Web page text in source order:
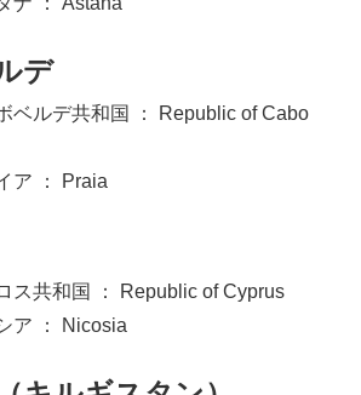
デ
ベルデ共和国 ： Republic of Cabo
ア ： Praia
ス共和国 ： Republic of Cyprus
ア ： Nicosia